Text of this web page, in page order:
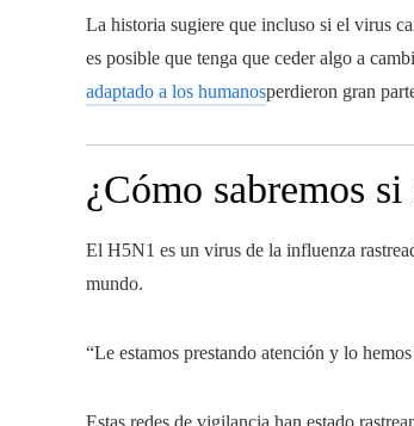
La historia sugiere que incluso si el virus
es posible que tenga que ceder algo a
adaptado a los humanosperdieron gran
¿Cómo sabremos
El H5N1 es un virus de la influenza
mundo.
“Le estamos prestando atención y lo
Estas redes de vigilancia han estado